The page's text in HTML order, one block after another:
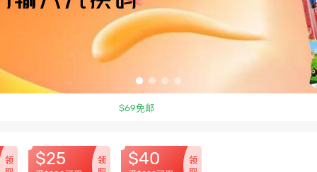
$69免邮
领
$25
领
$40
领